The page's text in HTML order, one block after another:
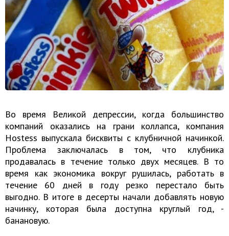
Во время Великой депрессии, когда большинство
компаний оказались на грани коллапса, компания
Hostess выпускала бисквиты с клубничной начинкой.
Проблема заключалась в том, что клубника
продавалась в течение только двух месяцев. В то
время как экономика вокруг рушилась, работать в
течение 60 дней в году резко перестало быть
выгодно. В итоге в десерты начали добавлять новую
начинку, которая была доступна круглый год, -
банановую.